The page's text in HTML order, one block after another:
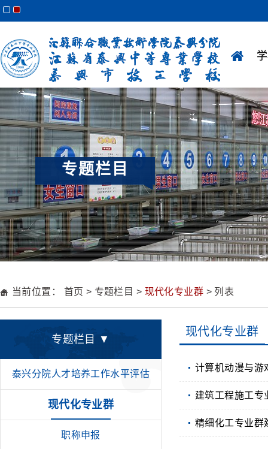
专题栏目
当前位置： 首页 > 专题栏目 > 现代化专业群 > 列表
专题栏目 ▼
泰兴分院人才培养工作水平评估
现代化专业群
职称申报
现代化专业群
计算机动漫与游
建筑工程施工专
精细化工专业群